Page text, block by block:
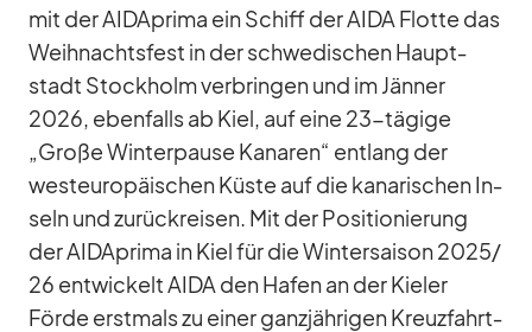
mit der AID­A­prima ein Schiff der AIDA Flotte das
Weih­nachts­fest in der schwe­di­schen Haupt­
stadt Stock­holm ver­brin­gen und im Jän­ner
2026, eben­falls ab Kiel, auf eine 23-tä­gige
„Große Win­ter­pause Ka­na­ren“ ent­lang der
west­eu­ro­päi­schen Küste auf die ka­na­ri­schen In­
seln und zu­rück­rei­sen. Mit der Po­si­tio­nie­rung
der AID­A­prima in Kiel für die Win­ter­sai­son 2025/​
26 ent­wi­ckelt AIDA den Ha­fen an der Kie­ler
Förde erst­mals zu ei­ner ganz­jäh­ri­gen Kreuz­fahrt­